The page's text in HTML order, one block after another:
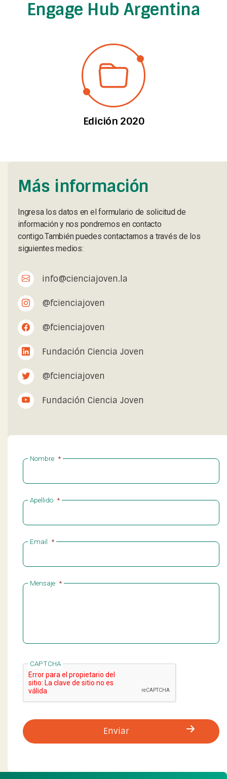
Engage Hub Argentina
Edición 2020
Más información
Ingresa los datos en el formulario de solicitud de
información y nos pondremos en contacto
contigo.También puedes contactarnos a través de los
siguientes medios:
info@cienciajoven.la
@fcienciajoven
@fcienciajoven
Fundación Ciencia Joven
@fcienciajoven
Fundación Ciencia Joven
Nombre *
Apellido *
Email *
Mensaje *
CAPTCHA